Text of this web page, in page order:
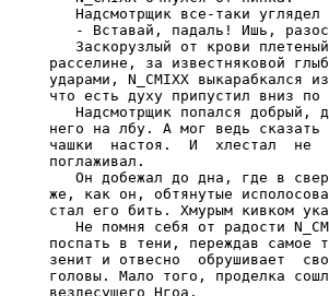
Надсмотрщик все-таки углядел
- Вставай, падаль! Ишь,
Заскорузлый от крови
расселине, за известняковой
ударами, N_CMIXX выкарабкался
что есть духу припустил вниз по
Надсмотрщик попался добрый,
него на лбу. А мог ведь сказать
чашки  настоя.  И  хлестал  не
поглаживал.
Он добежал до дна, где в
же, как он, обтянутые
стал его бить. Хмурым кивком
Не помня себя от радости
поспать в тени, переждав самое
зенит и отвесно  обрушивает
головы. Мало того, проделка
вездесущего Нгоа.